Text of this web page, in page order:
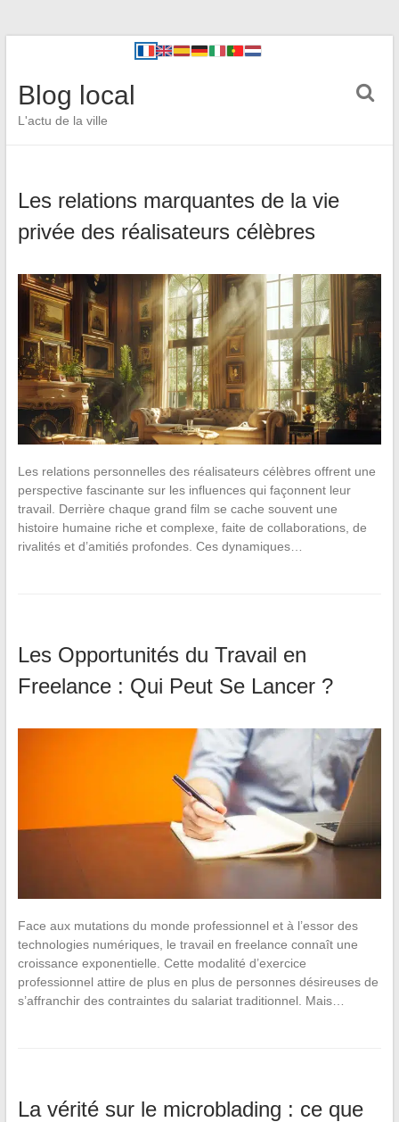
Blog local
L'actu de la ville
Les relations marquantes de la vie
privée des réalisateurs célèbres
Les relations personnelles des réalisateurs célèbres offrent une
perspective fascinante sur les influences qui façonnent leur
travail. Derrière chaque grand film se cache souvent une
histoire humaine riche et complexe, faite de collaborations, de
rivalités et d’amitiés profondes. Ces dynamiques…
Les Opportunités du Travail en
Freelance : Qui Peut Se Lancer ?
Face aux mutations du monde professionnel et à l’essor des
technologies numériques, le travail en freelance connaît une
croissance exponentielle. Cette modalité d’exercice
professionnel attire de plus en plus de personnes désireuses de
s’affranchir des contraintes du salariat traditionnel. Mais…
La vérité sur le microblading : ce que